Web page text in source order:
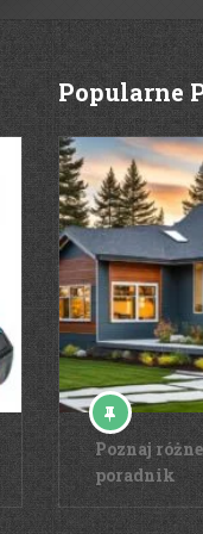
Popularne
Poznaj
poradnik